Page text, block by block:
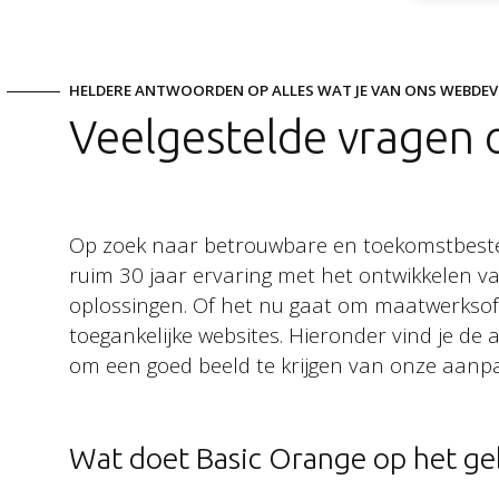
HELDERE ANTWOORDEN OP ALLES WAT JE VAN ONS
Veelgestelde vragen
Op zoek naar betrouwbare en
ruim 30 jaar ervaring met het ontwikkelen
oplossingen. Of het nu gaat om
toegankelijke websites. Hieronder vind je
om een goed beeld te krijgen van onze
Wat doet Basic Orange op het
Volg ons
Facebook
Instagram
Bluesky